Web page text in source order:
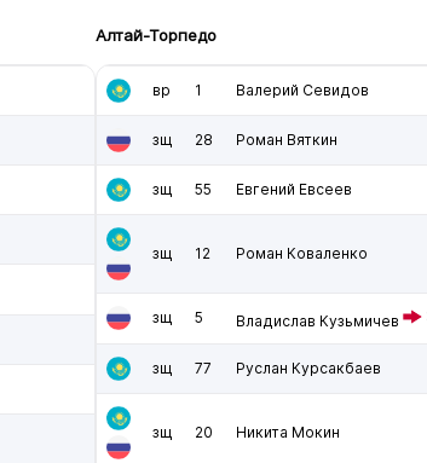
Алтай-Торпедо
вр 1 Валерий Севидов
зщ 28 Роман Вяткин
зщ 55 Евгений Евсеев
зщ 12 Роман Коваленко
зщ 5 Владислав Кузьмичев
зщ 77 Руслан Курсакбаев
зщ 20 Никита Мокин